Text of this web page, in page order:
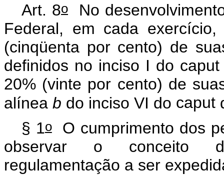
Art. 8o No
Federal, em cada
(cinqüenta por cento) de
definidos no inciso I do caput
20% (vinte por cento) de
alínea b do inciso VI do caput
§ 1oO cumprimento dos
observar o conceito
regulamentação a ser